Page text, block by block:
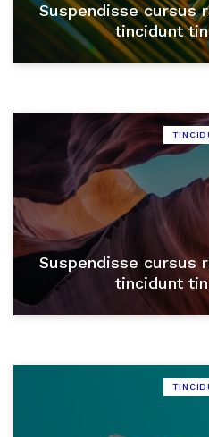
Suspendisse cursus
tincidunt
Suspendisse cursus
tincidunt